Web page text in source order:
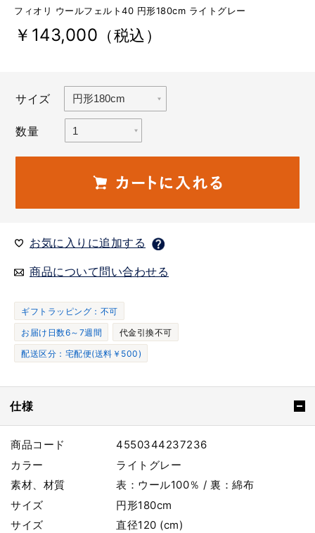
フィオリ ウールフェルト40 円形180cm ライトグレー
￥143,000 （税込）
サイズ
数量
お気に入りに追加する
商品について問い合わせる
ギフトラッピング：不可
お届け日数6～7週間
代金引換不可
配送区分：宅配便(送料￥500)
仕様
商品コード
4550344237236
カラー
ライトグレー
素材、材質
表：ウール100％ / 裏：綿布
サイズ
円形180cm
サイズ
直径120 (cm)